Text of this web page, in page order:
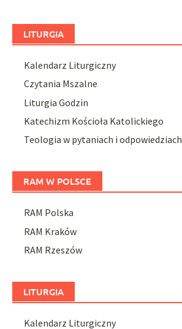
LITURGIA
Kalendarz Liturgiczny
Czytania Mszalne
Liturgia Godzin
Katechizm Kościoła Katolickiego
Teologia w pytaniach i odpowiedziach
RAM W POLSCE
RAM Polska
RAM Kraków
RAM Rzeszów
LITURGIA
Kalendarz Liturgiczny